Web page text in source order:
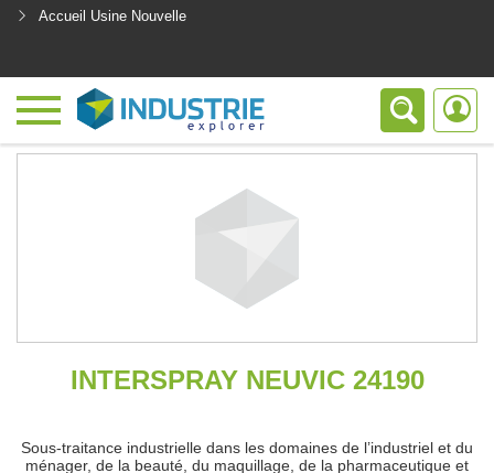
Accueil Usine Nouvelle
INTERSPRAY NEUVIC 24190
Sous-traitance industrielle dans les domaines de l’industriel et du
ménager, de la beauté, du maquillage, de la pharmaceutique et